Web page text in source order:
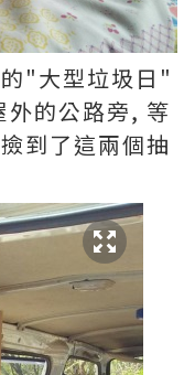
"大型垃圾日"
外的公路旁, 等
到了這兩個抽